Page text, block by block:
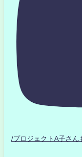
/プロジェクトA子さ